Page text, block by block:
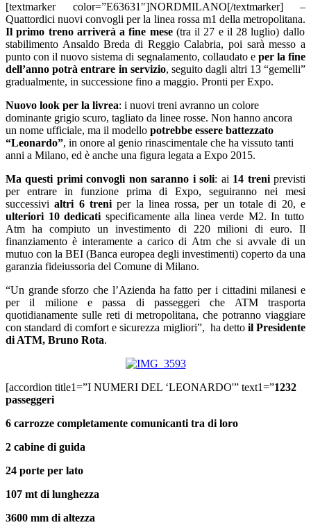
[textmarker color=”E63631″]NORDMILANO[/textmarker] –
Quattordici nuovi convogli per la linea rossa m1 della metropolitana.
Il primo treno arriverà a fine mese(tra il 27 e il 28 luglio) dallo
stabilimento Ansaldo Breda di Reggio Calabria, poi sarà messo a
punto con il nuovo sistema di segnalamento, collaudato eper la fine
dell’anno potrà entrare in servizio, seguito dagli altri 13 “gemelli”
gradualmente, in successione fino a maggio. Pronti per Expo.
Nuovo look per la livrea: i nuovi treni avranno un colore
dominante grigio scuro, tagliato da linee rosse. Non hanno ancora
un nome ufficiale, ma il modello potrebbe essere battezzato
“Leonardo”, in onore al genio rinascimentale che ha vissuto tanti
anni a Milano, ed è anche una figura legata a Expo 2015.
Ma questi primi convogli non saranno i soli: ai 14 treniprevisti
per entrare in funzione prima di Expo, seguiranno nei mesi
successivialtri 6 treni per la linea rossa, per un totale di 20, e
ulteriori 10 dedicati specificamente alla linea verde M2. In tutto
Atm ha compiuto un investimento di 220 milioni di euro. Il
finanziamento è interamente a carico di Atm che si avvale di un
mutuo con la BEI (Banca europea degli investimenti) coperto da una
garanzia fideiussoria del Comune di Milano.
“Un grande sforzo che l’Azienda ha fatto per i cittadini milanesi e
per il milione e passa di passeggeri che ATM trasporta
quotidianamente sulle reti di metropolitana, che potranno viaggiare
con standard di comfort e sicurezza migliori”, ha detto il Presidente
di ATM, Bruno Rota.
[accordion title1=”I NUMERI DEL ‘LEONARDO'” text1=”1232
passeggeri
6 carrozze completamente comunicanti tra di loro
2 cabine di guida
24 porte per lato
107 mt di lunghezza
3600 mm di altezza